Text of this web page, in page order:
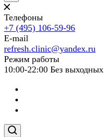
Телефоны
+7 (495) 106-59-96
E-mail
refresh.clinic@yandex.ru
Режим работы
10:00-22:00 Без выходных